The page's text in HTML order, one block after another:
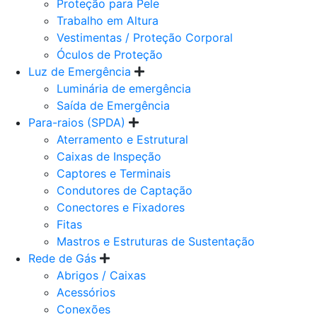
Proteção para Pele
Trabalho em Altura
Vestimentas / Proteção Corporal
Óculos de Proteção
Luz de Emergência
Luminária de emergência
Saída de Emergência
Para-raios (SPDA)
Aterramento e Estrutural
Caixas de Inspeção
Captores e Terminais
Condutores de Captação
Conectores e Fixadores
Fitas
Mastros e Estruturas de Sustentação
Rede de Gás
Abrigos / Caixas
Acessórios
Conexões